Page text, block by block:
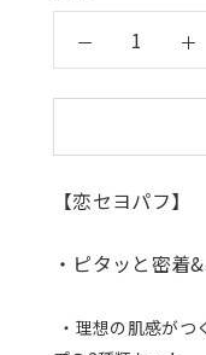
【恋セヨパフ】
・ピタッと密着
・理想の肌感が